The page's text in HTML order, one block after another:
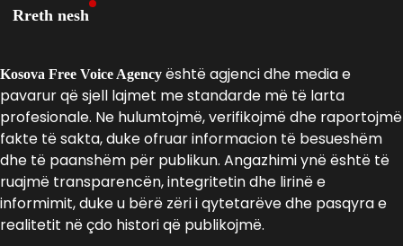
Rreth nesh
Kosova Free Voice Agency është agjenci dhe media e
pavarur që sjell lajmet me standarde më të larta
profesionale. Ne hulumtojmë, verifikojmë dhe raportojmë
fakte të sakta, duke ofruar informacion të besueshëm
dhe të paanshëm për publikun. Angazhimi ynë është të
ruajmë transparencën, integritetin dhe lirinë e
informimit, duke u bërë zëri i qytetarëve dhe pasqyra e
realitetit në çdo histori që publikojmë.